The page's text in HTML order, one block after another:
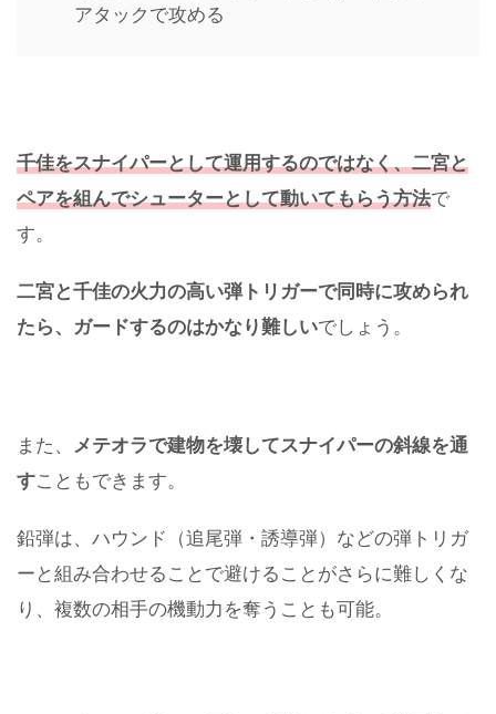
アタックで攻める
千佳をスナイパーとして運用するのではなく、二宮と
ペアを組んでシューターとして動いてもらう方法で
す。
二宮と千佳の火力の高い弾トリガーで同時に攻められ
たら、ガードするのはかなり難しいでしょう。
また、
メテオラで建物を壊してスナイパーの斜線を通
すこともできます。
鉛弾は、ハウンド（追尾弾・誘導弾）などの弾トリガ
ーと組み合わせることで避けることがさらに難しくな
り、複数の相手の機動力を奪うことも可能。